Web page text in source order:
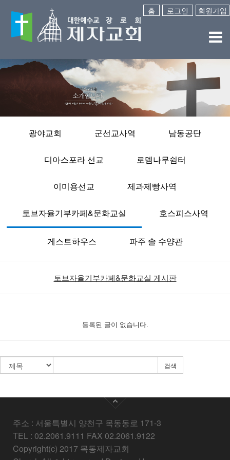
홈 로그인 회원가입
광야교회 군선교사역 남동공단
디아스포라 선교 로뎀나무쉼터
이미용선교 제과제빵사역
토브자율기부카페&문화교실 호스피스사역
게스트하우스 파주 솔 수양관
토브자율기부카페&문화교실 게시판
등록된 글이 없습니다.
검색
주소 : 서울특별시 양천구 목동동로 171-3
TEL : 02.2061.9111 FAX 02.2061.9122
Copyright(c) 2017 목동제자교회